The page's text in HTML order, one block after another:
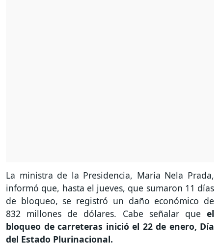
La ministra de la Presidencia, María Nela Prada,
informó que, hasta el jueves, que sumaron 11 días
de bloqueo, se registró un daño económico de
832 millones de dólares. Cabe señalar que el
bloqueo de carreteras inició el 22 de enero, Día
del Estado Plurinacional.